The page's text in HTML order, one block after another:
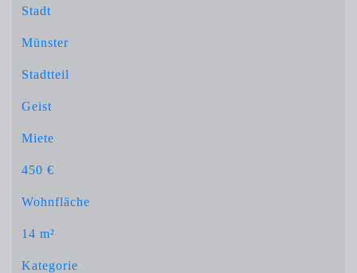
Stadt
Münster
Stadtteil
Geist
Miete
450 €
Wohnfläche
14 m²
Kategorie